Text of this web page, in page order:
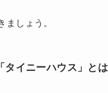
ましょう。
タイニーハウス」とは